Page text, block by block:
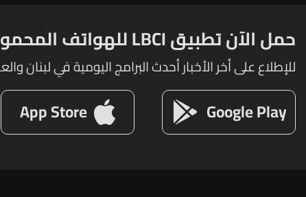
حمل الآن تطبيق LBCI للهواتف المحمولة
للإطلاع على أخر الأخبار أحدث البرامج اليومية في لبنان
Google Play
App Store